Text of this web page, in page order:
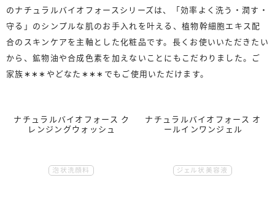
のナチュラルバイオフォースシリーズは、「効率よく洗う・潤す・
守る」のシンプルな肌のお手入れを叶える、植物幹細胞エキス配
合のスキンケアを主軸とした化粧品です。長くお使いいただきたい
から、鉱物油や合成色素を加えないことにもこだわりました。ご
家族∗∗∗ やどなた ∗∗∗ でもご使用いただけます。
ナチュラルバイオフォース ク
レンジングウォッシュ
泡状洗顔料
ナチュラルバイオフォース オ
ールインワンジェル
ジェル状美容液